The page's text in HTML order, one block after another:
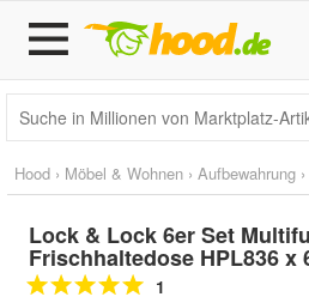
Hood › Möbel & Wohnen › Aufbewahrung ›
Lock & Lock 6er Set
Frischhaltedose HPL836 x
1